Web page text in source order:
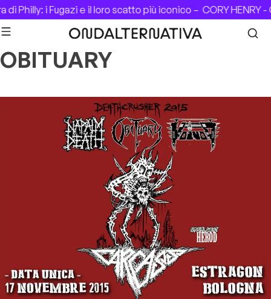
Skip to content
Philly: i Fugazi e il loro scatto più iconico –CORY HENRY -
OBITUARY